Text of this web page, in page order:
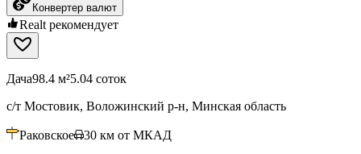
Конвертер валют
Realt рекомендует
Дача98.4 м²5.04 соток
с/т Мостовик, Воложинский р-н, Минская область
Раковское 30 км от МКАД